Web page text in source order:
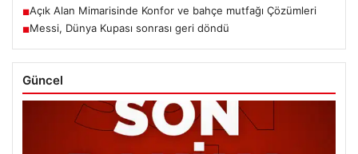
■Açık Alan Mimarisinde Konfor ve bahçe mutfağı Çözümleri
■Messi, Dünya Kupası sonrası geri döndü
Güncel